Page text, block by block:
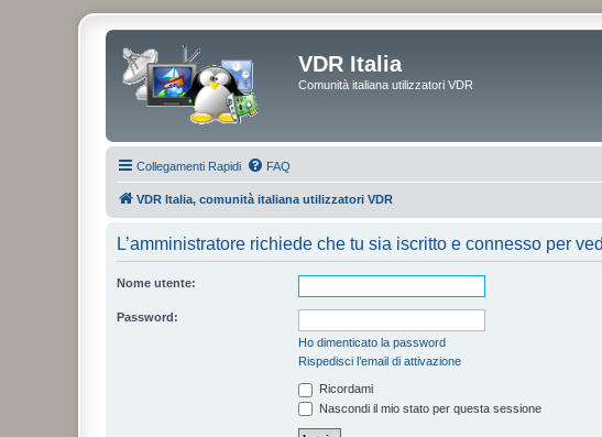
VDR Italia
Comunità italiana utilizzatori VDR
Collegamenti Rapidi FAQ
VDR Italia, comunità italiana utilizzatori VDR
L’amministratore richiede che tu sia iscritto e connesso per
Nome utente:
Password:
Ho dimenticato la password
Rispedisci l’email di attivazione
Ricordami
Nascondi il mio stato per questa sessione